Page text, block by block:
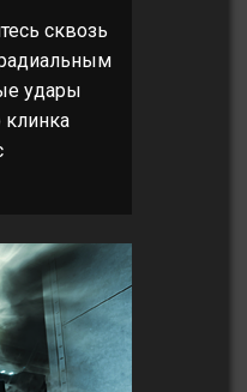
сквозь
удары
клинка